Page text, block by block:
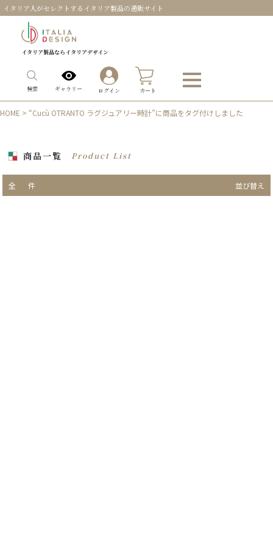
イタリア人がセレクトするイタリア製品の通販サイト
イタリア製品ならイタリアデザイン
検索 ギャラリー ログイン カート
HOME > “Cucù OTRANTO ラグジュアリー時計”に商品をタグ付けしました
商品一覧 Product List
全 件 並び替え